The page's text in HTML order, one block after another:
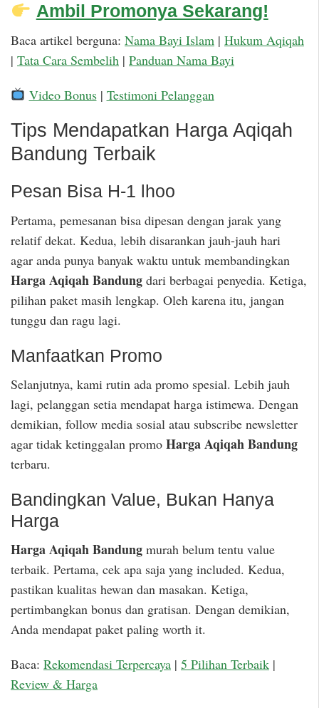
Ambil Promonya Sekarang!
Baca artikel berguna: Nama Bayi Islam | Hukum Aqiqah
| Tata Cara Sembelih | Panduan Nama Bayi
Video Bonus| Testimoni Pelanggan
Tips Mendapatkan Harga Aqiqah
Bandung Terbaik
Pesan Bisa H-1 lhoo
Pertama, pemesanan bisa dipesan dengan jarak yang
relatif dekat. Kedua, lebih disarankan jauh-jauh hari
agar anda punya banyak waktu untuk membandingkan
Harga Aqiqah Bandung dari berbagai penyedia. Ketiga,
pilihan paket masih lengkap. Oleh karena itu, jangan
tunggu dan ragu lagi.
Manfaatkan Promo
Selanjutnya, kami rutin ada promo spesial. Lebih jauh
lagi, pelanggan setia mendapat harga istimewa. Dengan
demikian, follow media sosial atau subscribe newsletter
agar tidak ketinggalan promo Harga Aqiqah Bandung
terbaru.
Bandingkan Value, Bukan Hanya
Harga
Harga Aqiqah Bandung murah belum tentu value
terbaik. Pertama, cek apa saja yang included. Kedua,
pastikan kualitas hewan dan masakan. Ketiga,
pertimbangkan bonus dan gratisan. Dengan demikian,
Anda mendapat paket paling worth it.
Baca: Rekomendasi Terpercaya | 5 Pilihan Terbaik |
Review & Harga